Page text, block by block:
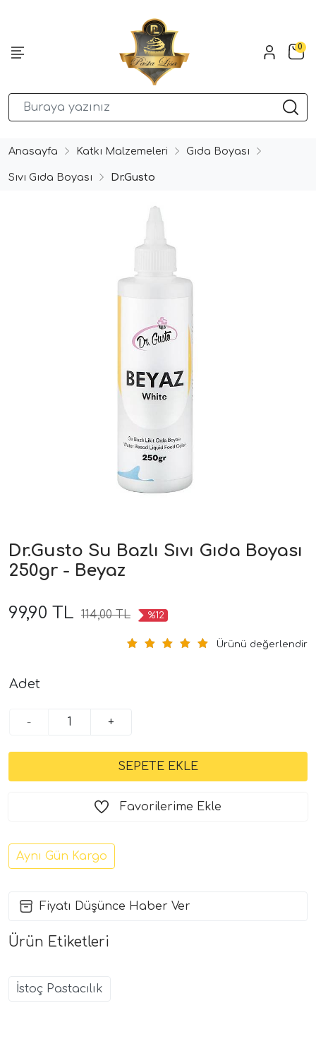
0
Anasayfa Katkı Malzemeleri Gıda Boyası
Sıvı Gıda Boyası Dr.Gusto
Dr.Gusto Su Bazlı Sıvı Gıda Boyası
250gr - Beyaz
99,90 TL 114,00 TL %12
Ürünü değerlendir
Adet
- +
Favorilerime Ekle
Aynı Gün Kargo
Fiyatı Düşünce Haber Ver
Ürün Etiketleri
İstoç Pastacılık